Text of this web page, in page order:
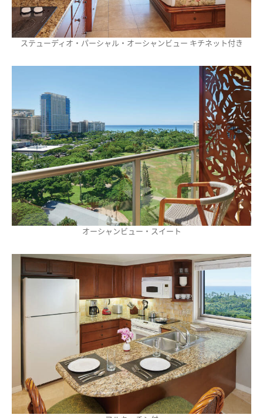
ステューディオ・パーシャル・オーシャンビュー キチネット付き
オーシャンビュー・スイート